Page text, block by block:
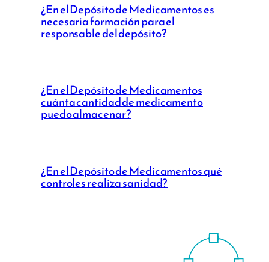
¿En el Depósito de Medicamentos es
necesaria formación para el
responsable del depósito?
¿En el Depósito de Medicamentos
cuánta cantidad de medicamento
puedo almacenar?
¿En el Depósito de Medicamentos qué
controles realiza sanidad?